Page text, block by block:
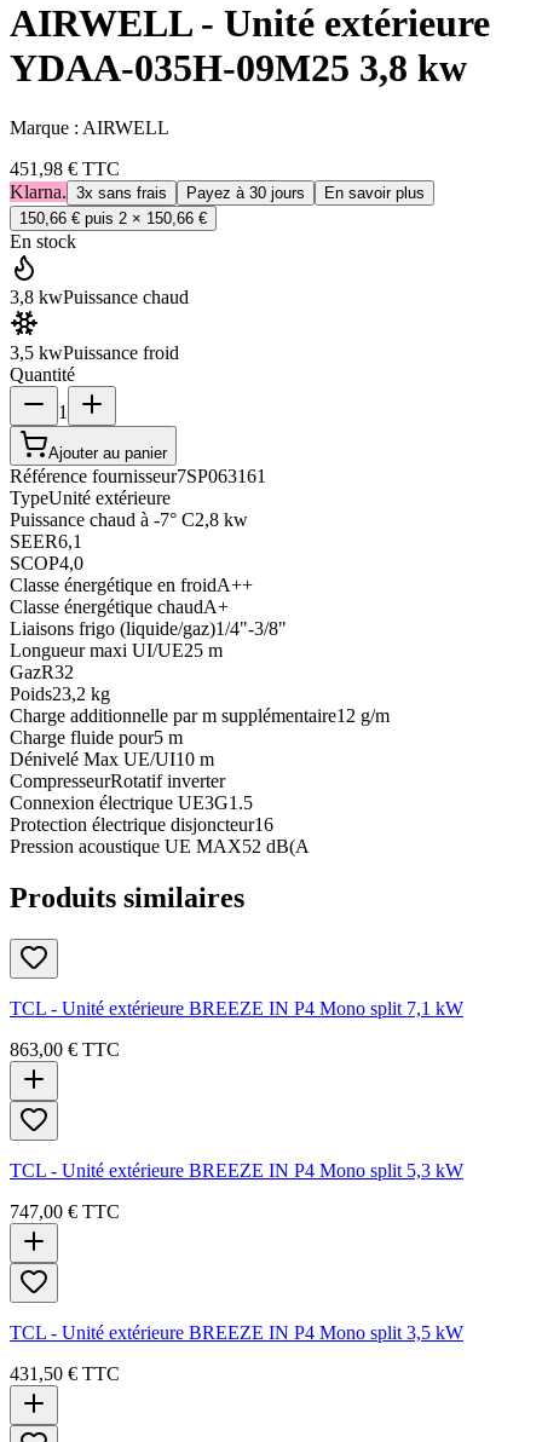
AIRWELL - Unité extérieure
YDAA-035H-09M25 3,8 kw
Marque : AIRWELL
451,98 € TTC
Klarna. 3x sans frais Payez à 30 jours
En savoir plus
150,66 € puis 2 × 150,66 €
En stock
3,8 kwPuissance chaud
3,5 kwPuissance froid
Quantité
1
Ajouter au panier
Référence fournisseur7SP063161
TypeUnité extérieure
Puissance chaud à -7° C2,8 kw
SEER6,1
SCOP4,0
Classe énergétique en froidA++
Classe énergétique chaudA+
Liaisons frigo (liquide/gaz)1/4"-3/8"
Longueur maxi UI/UE25 m
GazR32
Poids23,2 kg
Charge additionnelle par m supplémentaire12 g/m
Charge fluide pour5 m
Dénivelé Max UE/UI10 m
CompresseurRotatif inverter
Connexion électrique UE3G1.5
Protection électrique disjoncteur16
Pression acoustique UE MAX52 dB(A
Produits similaires
TCL - Unité extérieure BREEZE IN P4 Mono split 7,1 kW
863,00 € TTC
TCL - Unité extérieure BREEZE IN P4 Mono split 5,3 kW
747,00 € TTC
TCL - Unité extérieure BREEZE IN P4 Mono split 3,5 kW
431,50 € TTC